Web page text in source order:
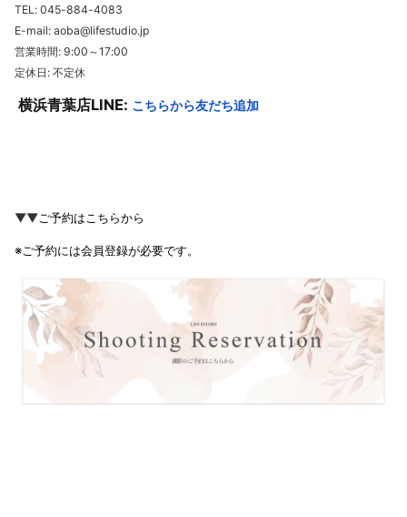
TEL: 045-884-4083
E-mail: aoba@lifestudio.jp
営業時間: 9:00～17:00
定休日: 不定休
横浜青葉店LINE: こちらから友だち追加
▼▼ご予約はこちらから
※ご予約には会員登録が必要です。